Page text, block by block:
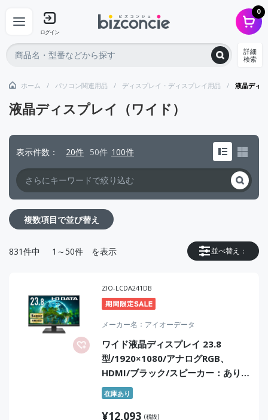
ログイン
0
詳細
検索
ホーム パソコン関連用品 ディスプレイ・ディスプレイ用品 液晶ディ
液晶ディスプレイ（ワイド）
表示件数 20件 50件 100件
複数項目で並び替え
並べ替え：
831件中 1～50件 を表示
ZIO-LCDA241DB
メーカー名 アイオーデータ
ワイド液晶ディスプレイ 23.8
型/1920×1080/アナログRGB、
HDMI/ブラック/スピーカー：あり/
よりサステナブルなディスプレイへ/
「5年保証」「無輝点保証」3辺フレ
ームレス
在庫あり
¥12,093 (税抜)